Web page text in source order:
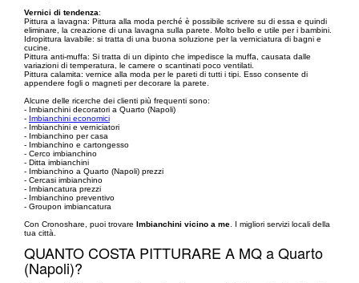
Vernici di tendenza:
Pittura a lavagna: Pittura alla moda perché è possibile scrivere su di essa e quindi
eliminare, la creazione di una lavagna sulla parete. Molto bello e utile per i bambini.
Idropittura lavabile: si tratta di una buona soluzione per la verniciatura di bagni e
cucine.
Pittura anti-muffa: Si tratta di un dipinto che impedisce la muffa, causata dalle
variazioni di temperatura, le camere o scantinati poco ventilati.
Pittura calamita: vernice alla moda per le pareti di tutti i tipi. Esso consente di
appendere fogli o magneti per decorare la parete.
Alcune delle ricerche dei clienti più frequenti sono:
- Imbianchini decoratori a Quarto (Napoli)
- Imbianchini economici
- Imbianchini e verniciatori
- Imbianchino per casa
- Imbianchino e cartongesso
- Cerco imbianchino
- Ditta imbianchini
- Imbianchino a Quarto (Napoli) prezzi
- Cercasi imbianchino
- Imbiancatura prezzi
- Imbianchino preventivo
- Groupon imbiancatura
Con Cronoshare, puoi trovare Imbianchini vicino a me . I migliori servizi locali della
tua città.
QUANTO COSTA PITTURARE A MQ a Quarto
(Napoli)?